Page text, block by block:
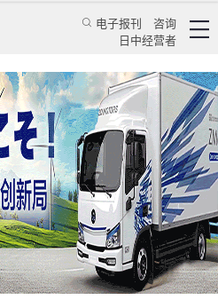
电子报刊
咨询
日中经营者
验室 打造全球AI共创共
闻 经贸活动
6/21 15:03:35